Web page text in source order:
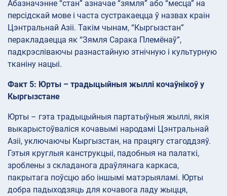
Абазначэнне “стан” азначае “зямля” або “месца” на
персідскай мове і часта сустракаецца ў назвах краін
Цэнтральнай Азіі. Такім чынам, “Кыргызстан”
перакладаецца як “Зямля Сарака Племёнаў”,
падкрэсліваючы разнастайную этнічную і культурную
тканіну нацыі.
Факт 5: Юрты – традыцыйныя жыллі кочаўнікоў у
Кыргызстане
Юрты – гэта традыцыйныя партатыўныя жыллі, якія
выкарыстоўваліся кочавымі народамі Цэнтральнай
Азіі, уключаючы Кыргызстан, на працягу стагоддзяў.
Гэтыя круглыя канструкцыі, падобныя на палаткі,
зроблены з складанога драўлянага каркаса,
пакрытага поўсцю або іншымі матэрыяламі. Юрты
добра падыходзяць для кочавога ладу жыцця,